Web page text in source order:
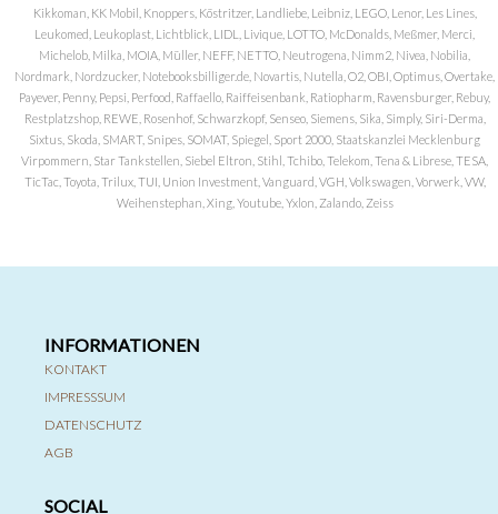
Kikkoman, KK Mobil, Knoppers, Köstritzer, Landliebe, Leibniz, LEGO, Lenor, Les Lines,
Leukomed, Leukoplast, Lichtblick, LIDL, Livique, LOTTO, McDonalds, Meßmer, Merci,
Michelob, Milka, MOIA, Müller, NEFF, NETTO, Neutrogena, Nimm2, Nivea, Nobilia,
Nordmark, Nordzucker, Notebooksbilliger.de, Novartis, Nutella, O2, OBI, Optimus, Overtake,
Payever, Penny, Pepsi, Perfood, Raffaello, Raiffeisenbank, Ratiopharm, Ravensburger, Rebuy,
Restplatzshop, REWE, Rosenhof, Schwarzkopf, Senseo, Siemens, Sika, Simply, Siri-Derma,
Sixtus, Skoda, SMART, Snipes, SOMAT, Spiegel, Sport 2000, Staatskanzlei Mecklenburg
Virpommern, Star Tankstellen, Siebel Eltron, Stihl, Tchibo, Telekom, Tena & Librese, TESA,
TicTac, Toyota, Trilux, TUI, Union Investment, Vanguard, VGH, Volkswagen, Vorwerk, VW,
Weihenstephan, Xing, Youtube, Yxlon, Zalando, Zeiss
INFORMATIONEN
KONTAKT
IMPRESSSUM
DATENSCHUTZ
AGB
SOCIAL